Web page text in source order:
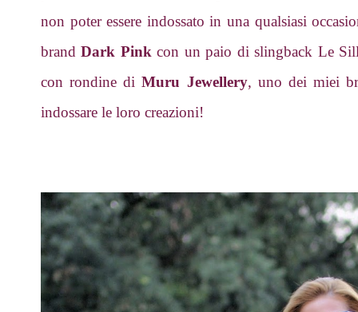
non poter essere indossato in una qualsiasi
brand Dark Pink con un paio di slingback Le
con rondine diMuru Jewellery, uno dei miei
indossare le loro creazioni!